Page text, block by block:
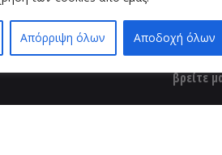
Απόρριψη όλων Αποδοχή όλων
βρείτε